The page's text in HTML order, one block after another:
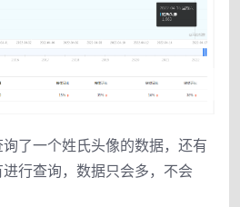
了一个姓氏头像的数据，还有
行查询，数据只会多，不会